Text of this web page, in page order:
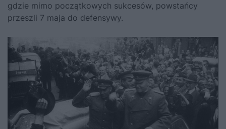
gdzie mimo początkowych sukcesów, powstańcy
przeszli 7 maja do defensywy.